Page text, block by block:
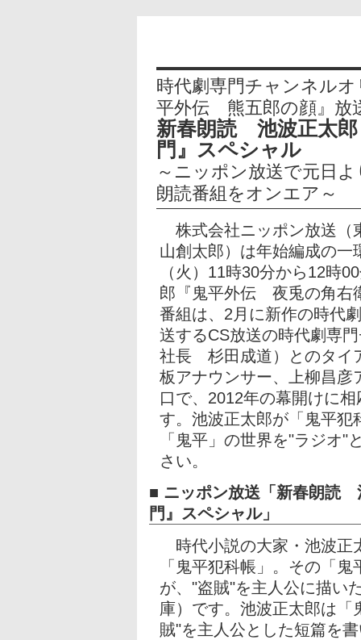
時代劇専門チャンネル
平外伝 熊五郎の顔』放
新春朗読 池波正太
門』スペシャル
～ニッポン放送で元日
朗読番組をオンエア～
株式会社ニッポン放送（
山創太郎）は年始編成の一
（火）11時30分から12時
郎『鬼平外伝 夜兎の角右
番組は、2月に新作の時代
送するCS放送の時代劇専
社長 杉田成道）とのタイ
板アナウンサー、上柳昌彦
口で、2012年の幕開けに
す。池波正太郎が「鬼平犯
「鬼平」の世界を"ラジオ"
さい。
■ ニッポン放送「新春朗読
門』スペシャル」
時代小説の大家・池波正
「鬼平犯科帳」。その「
が、"盗賊"を主人公に描い
庫）です。池波正太郎は
賊"を主人公とした短篇を